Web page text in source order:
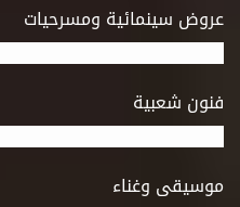
عروض سينمائية ومسرحيات
فنون شعبية
موسيقى وغناء